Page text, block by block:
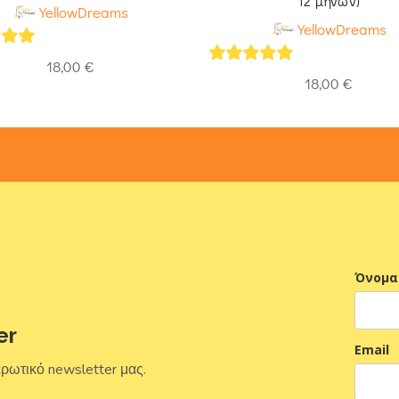
YellowDreams
18,00 €
YellowDreams
18,00 €
newsletter μας.
Όνομα
Email